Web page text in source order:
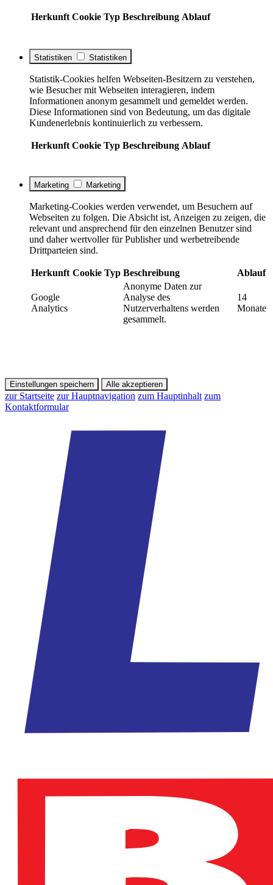
Herkunft Cookie Typ Beschreibung Ablauf
Statistiken Statistiken
Statistik-Cookies helfen Webseiten-Besitzern zu verstehen,
wie Besucher mit Webseiten interagieren, indem
Informationen anonym gesammelt und gemeldet werden.
Diese Informationen sind von Bedeutung, um das digitale
Kundenerlebnis kontinuierlich zu verbessern.
Herkunft Cookie Typ Beschreibung Ablauf
Marketing Marketing
Marketing-Cookies werden verwendet, um Besuchern auf
Webseiten zu folgen. Die Absicht ist, Anzeigen zu zeigen, die
relevant und ansprechend für den einzelnen Benutzer sind
und daher wertvoller für Publisher und werbetreibende
Drittparteien sind.
Herkunft Cookie Typ Beschreibung Ablauf
Google
Analytics
Anonyme Daten zur
Analyse des
Nutzerverhaltens werden
gesammelt.
14
Monate
Einstellungen speichern Alle akzeptieren
zur Startseite zur Hauptnavigation zum Hauptinhalt zum
Kontaktformular